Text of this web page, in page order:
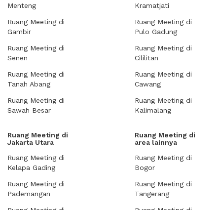
Menteng
Ruang Meeting di
Gambir
Ruang Meeting di
Senen
Ruang Meeting di
Tanah Abang
Ruang Meeting di
Sawah Besar
Kramatjati
Ruang Meeting di
Pulo Gadung
Ruang Meeting di
Cililitan
Ruang Meeting di
Cawang
Ruang Meeting di
Kalimalang
Ruang Meeting di
Jakarta Utara
Ruang Meeting di
Kelapa Gading
Ruang Meeting di
Pademangan
Ruang Meeting di
area lainnya
Ruang Meeting di
Bogor
Ruang Meeting di
Tangerang